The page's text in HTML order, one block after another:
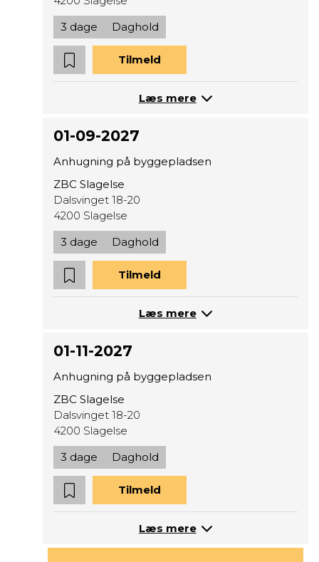
3 dage
Daghold
Tilmeld
Læs mere
01-09-2027
Anhugning på byggepladsen
ZBC Slagelse
Dalsvinget 18-20
4200 Slagelse
3 dage
Daghold
Tilmeld
Læs mere
01-11-2027
Anhugning på byggepladsen
ZBC Slagelse
Dalsvinget 18-20
4200 Slagelse
3 dage
Daghold
Tilmeld
Læs mere